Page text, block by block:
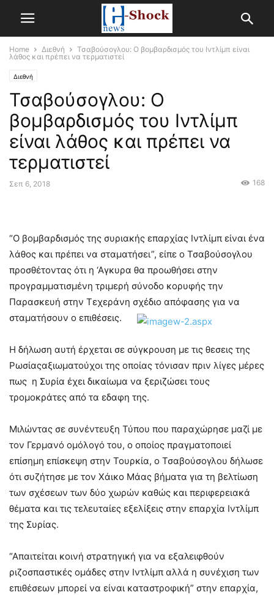
Home Διεθνή
Τσαβούσογλου: Ο βομβαρδισμός του Ιντλίμπ είναι
λάθος και πρέπει να τερματιστεί
Διεθνή
Τσαβούσογλου: Ο
βομβαρδισμός του Ιντλίμπ
είναι λάθος και πρέπει να
τερματιστεί
Σεπ 6, 2018 168
“Ο βομβαρδισμός της συριακής επαρχίας Ιντλίμπ είναι ένα
λάθος και πρέπει να σταματήσει”, είπε ο Τσαβούσογλου
προσθέτοντας ότι η ‘Αγκυρα θα προωθήσει στην
προγραμματισμένη τριμερή σύνοδο κορυφής την
Παρασκευή στην Τεχεράνη σχέδιο απόφασης για να
σταματήσουν ο επιθέσεις.
Η δήλωση αυτή έρχεται σε σύγκρουση με τις θεσεις της
Ρωσίαςαξιωματούχοι της οποίας τόνισαν πριν λίγες μέρες
πως η Συρία έχει δικαίωμα να ξεριζώσει τους
τρομοκράτες από τα εδαφη της.
Μιλώντας σε συνέντευξη Τύπου που παραχώρησε μαζί με
τον Γερμανό ομόλογό του, ο οποίος πραγματοποιεί
επίσημη επίσκεψη στην Τουρκία, ο Τσαβούσογλου δήλωσε
ότι συζήτησε με τον Χάικο Μάας βήματα για τη βελτίωση
των σχέσεων των δύο χωρών καθώς και περιφερειακά
θέματα και τις τελευταίες εξελίξεις στην επαρχία Ιντλίμπ
της Συρίας.
“Απαιτείται κοινή στρατηγική για να εξαλειφθούν
ριζοσπαστικές ομάδες στην Ιντλίμπ αλλά η συνέχιση των
επιθέσεων μπορεί να είναι καταστροφική” στην επαρχία,